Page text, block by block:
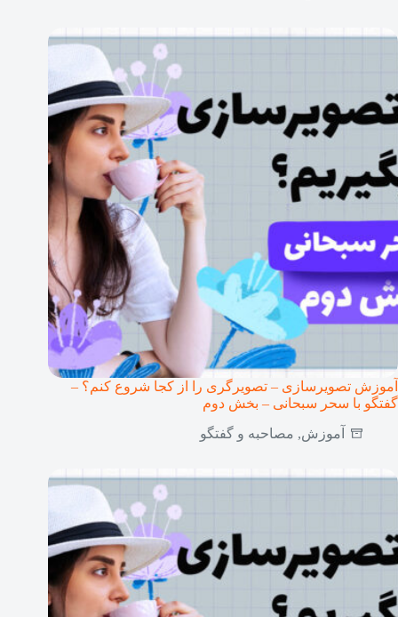
آموزش تصویرسازی – تصویرگری را از کجا شروع کنم؟ –
گفتگو با سحر سبحانی – بخش دوم
آموزش, مصاحبه و گفتگو